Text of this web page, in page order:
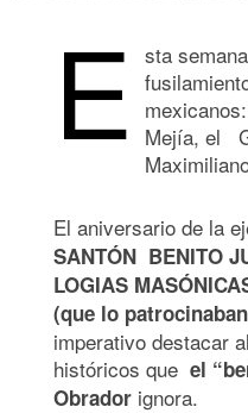
E sta
Mejía, el
El aniversario de la
SANTÓN BENITO
LOGIAS
(que lo
imperativo destacar
históricos que el
Obrador ignora.